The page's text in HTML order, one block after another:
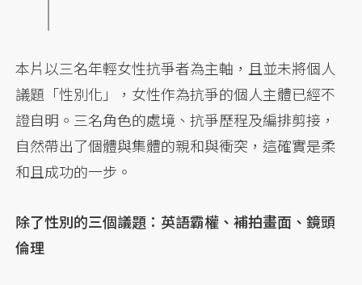
本片以三名年輕女性抗爭者為主軸，且並未將個人
議題「性別化」，女性作為抗爭的個人主體已經不
證自明。三名角色的處境、抗爭歷程及編排剪接，
自然帶出了個體與集體的親和與衝突，這確實是柔
和且成功的一步。
除了性別的三個議題：英語霸權、補拍畫面、鏡頭
倫理